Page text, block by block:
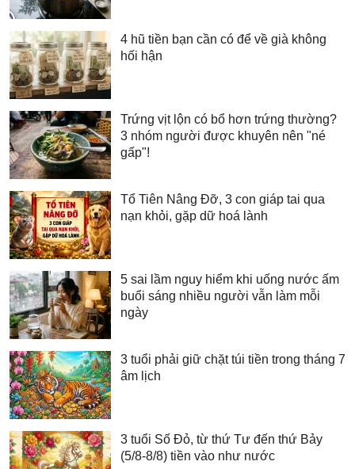
4 hũ tiền bạn cần có để về già không
hối hận
Trứng vịt lộn có bổ hơn trứng thường?
3 nhóm người được khuyên nên "né
gấp"!
Tổ Tiên Nâng Đỡ, 3 con giáp tai qua
nạn khỏi, gặp dữ hoá lành
5 sai lầm nguy hiểm khi uống nước ấm
buổi sáng nhiều người vẫn làm mỗi
ngày
3 tuổi phải giữ chặt túi tiền trong tháng 7
âm lịch
3 tuổi Số Đỏ, từ thứ Tư đến thứ Bảy
(5/8-8/8) tiền vào như nước